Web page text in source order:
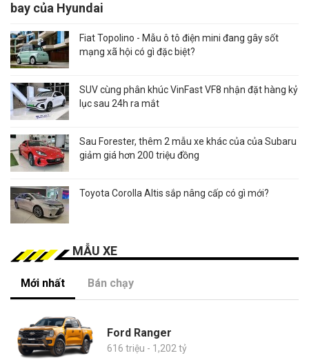
bay của Hyundai
Fiat Topolino - Mẫu ô tô điện mini đang gây sốt
mạng xã hội có gì đặc biệt?
SUV cùng phân khúc VinFast VF8 nhận đặt hàng kỷ
lục sau 24h ra mắt
Sau Forester, thêm 2 mẫu xe khác của của Subaru
giảm giá hơn 200 triệu đồng
Toyota Corolla Altis sắp nâng cấp có gì mới?
MẪU XE
Mới nhất Bán chạy
Ford Ranger
616 triệu - 1,202 tỷ